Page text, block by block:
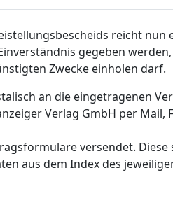
reicht
gegeben
Zwecke einholen darf.
an die eingetragenen
Verlag GmbH per Mail,
versendet.
aus dem Index des